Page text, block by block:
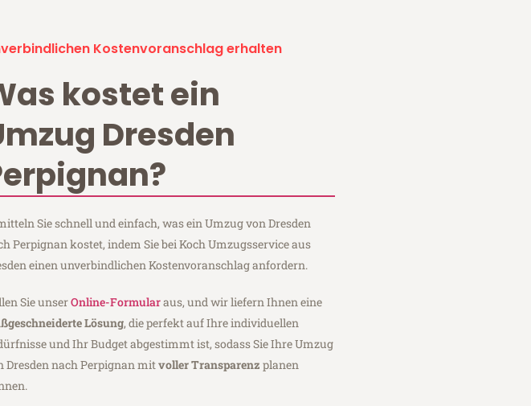
Kostenvoranschlag erhalten
kostet ein
Dresden
Sie schnell und einfach, was ein Umzug von Dresden
Perpignan kostet, indem Sie bei Koch Umzugsservice aus
einen unverbindlichen Kostenvoranschlag anfordern.
Sie unserOnline-Formularaus, und wir liefern Ihnen eine
Lösung, die perfekt auf Ihre individuellen
und Ihr Budget abgestimmt ist, sodass Sie Ihre Umzug
Dresden nach Perpignan mitvoller Transparenz planen